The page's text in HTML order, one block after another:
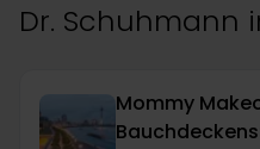
Dr. Schuhmann
Mommy